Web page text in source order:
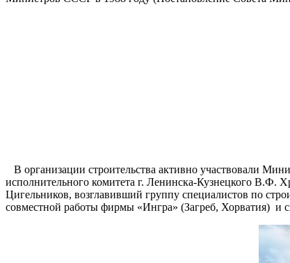
В организации строительства активно участвовали
исполнительного комитета г. Ленинска-Кузнецкого
Цигельников, возглавивший группу специалистов по
совместной работы фирмы «Ингра» (Загреб, Хорватия) и